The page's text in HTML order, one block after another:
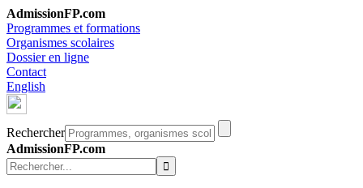
AdmissionFP.com
Programmes et formations
Organismes scolaires
Dossier en ligne
Contact
English
Rechercher
AdmissionFP.com